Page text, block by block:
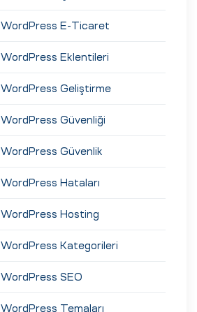
WordPress E-Ticaret
WordPress Eklentileri
WordPress Geliştirme
WordPress Güvenliği
WordPress Güvenlik
WordPress Hataları
WordPress Hosting
WordPress Kategorileri
WordPress SEO
WordPress Temaları